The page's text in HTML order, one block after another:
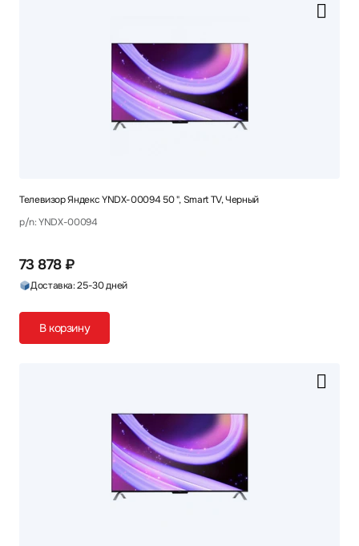
Телевизор Яндекс YNDX-00094 50 ", Smart TV, Черный
p/n: YNDX-00094
73 878 ₽
Доставка: 25-30 дней
В корзину